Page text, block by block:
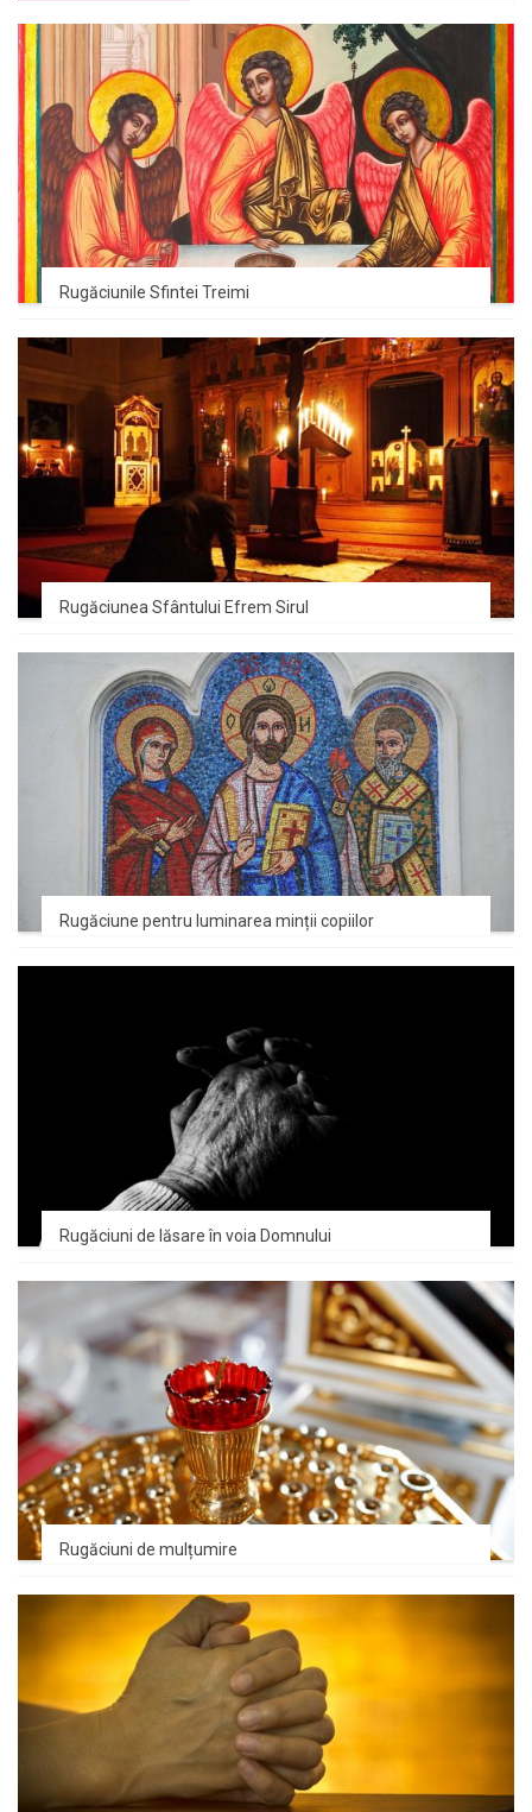
Rugăciunile Sfintei Treimi
Rugăciunea Sfântului Efrem Sirul
Rugăciune pentru luminarea minții copiilor
Rugăciuni de lăsare în voia Domnului
Rugăciuni de mulțumire